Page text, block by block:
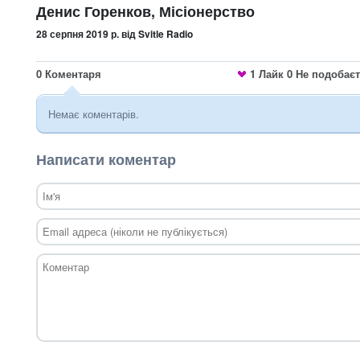
Денис Горенков, Місіонерство
28 серпня 2019 р.від Svitle Radio
1 Лайк 0 Не
0 Коментаря
Немає коментарів.
Написати коментар